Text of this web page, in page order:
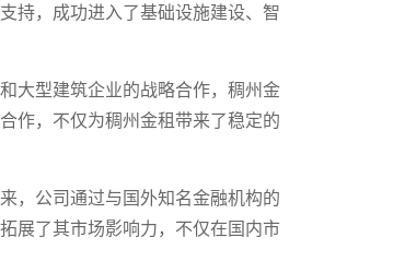
持，成功进入了基础设施建设、智
大型建筑企业的战略合作，稠州金
作，不仅为稠州金租带来了稳定的
，公司通过与国外知名金融机构的
展了其市场影响力，不仅在国内市